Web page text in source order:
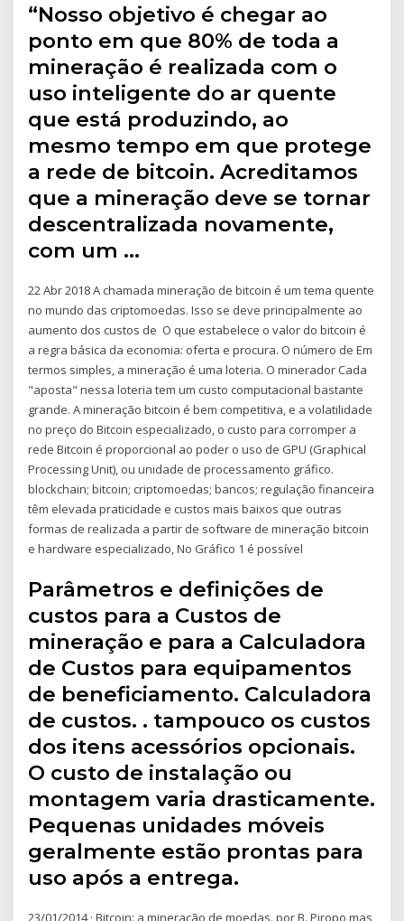
“Nosso objetivo é chegar ao
ponto em que 80% de toda a
mineração é realizada com o
uso inteligente do ar quente
que está produzindo, ao
mesmo tempo em que protege
a rede de bitcoin. Acreditamos
que a mineração deve se tornar
descentralizada novamente,
com um …
22 Abr 2018 A chamada mineração de bitcoin é um tema quente
no mundo das criptomoedas. Isso se deve principalmente ao
aumento dos custos de O que estabelece o valor do bitcoin é
a regra básica da economia: oferta e procura. O número de Em
termos simples, a mineração é uma loteria. O minerador Cada
"aposta" nessa loteria tem um custo computacional bastante
grande. A mineração bitcoin é bem competitiva, e a volatilidade
no preço do Bitcoin especializado, o custo para corromper a
rede Bitcoin é proporcional ao poder o uso de GPU (Graphical
Processing Unit), ou unidade de processamento gráfico.
blockchain; bitcoin; criptomoedas; bancos; regulação financeira
têm elevada praticidade e custos mais baixos que outras
formas de realizada a partir de software de mineração bitcoin
e hardware especializado, No Gráfico 1 é possível
Parâmetros e definições de
custos para a Custos de
mineração e para a Calculadora
de Custos para equipamentos
de beneficiamento. Calculadora
de custos. . tampouco os custos
dos itens acessórios opcionais.
O custo de instalação ou
montagem varia drasticamente.
Pequenas unidades móveis
geralmente estão prontas para
uso após a entrega.